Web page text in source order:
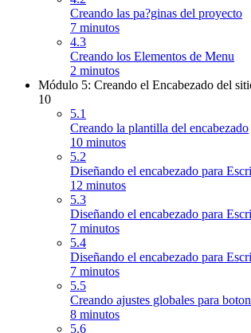
Creando las pa?ginas del proyecto
7 minutos
4.3
Creando los Elementos de Menu
2 minutos
Módulo 5: Creando el Encabezado del
10
5.1
Creando la plantilla del encabezado
10 minutos
5.2
Diseñando el encabezado para
12 minutos
5.3
Diseñando el encabezado para
7 minutos
5.4
Diseñando el encabezado para
7 minutos
5.5
Creando ajustes globales para
8 minutos
5.6